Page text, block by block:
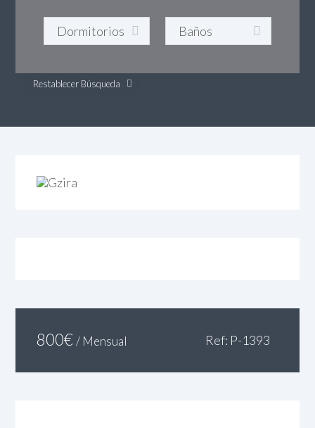
Restablecer Búsqueda
800€ / Mensual Ref: P-1393